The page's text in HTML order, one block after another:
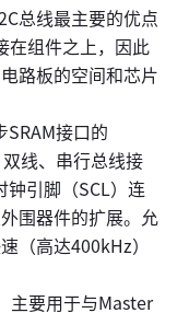
总线最主要的优点
在组件之上，因此
路板的空间和芯片
SRAM接口的
线、串行总线接
钟引脚（SCL）连
围器件的扩展。允
（高达400kHz）
主要用于与Master